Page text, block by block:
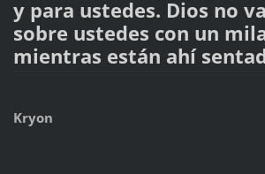
y para ustedes. Dios no
sobre ustedes con un
mientras están ahí
Kryon